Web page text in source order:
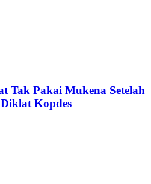
Tak Pakai Mukena Setelah
Kopdes